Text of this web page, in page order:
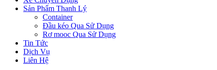
Sản Phẩm Thanh Lý
Container
Đầu kéo Qua Sử Dụng
Rơ mooc Qua Sử Dụng
Tin Tức
Dịch Vụ
Liên Hệ